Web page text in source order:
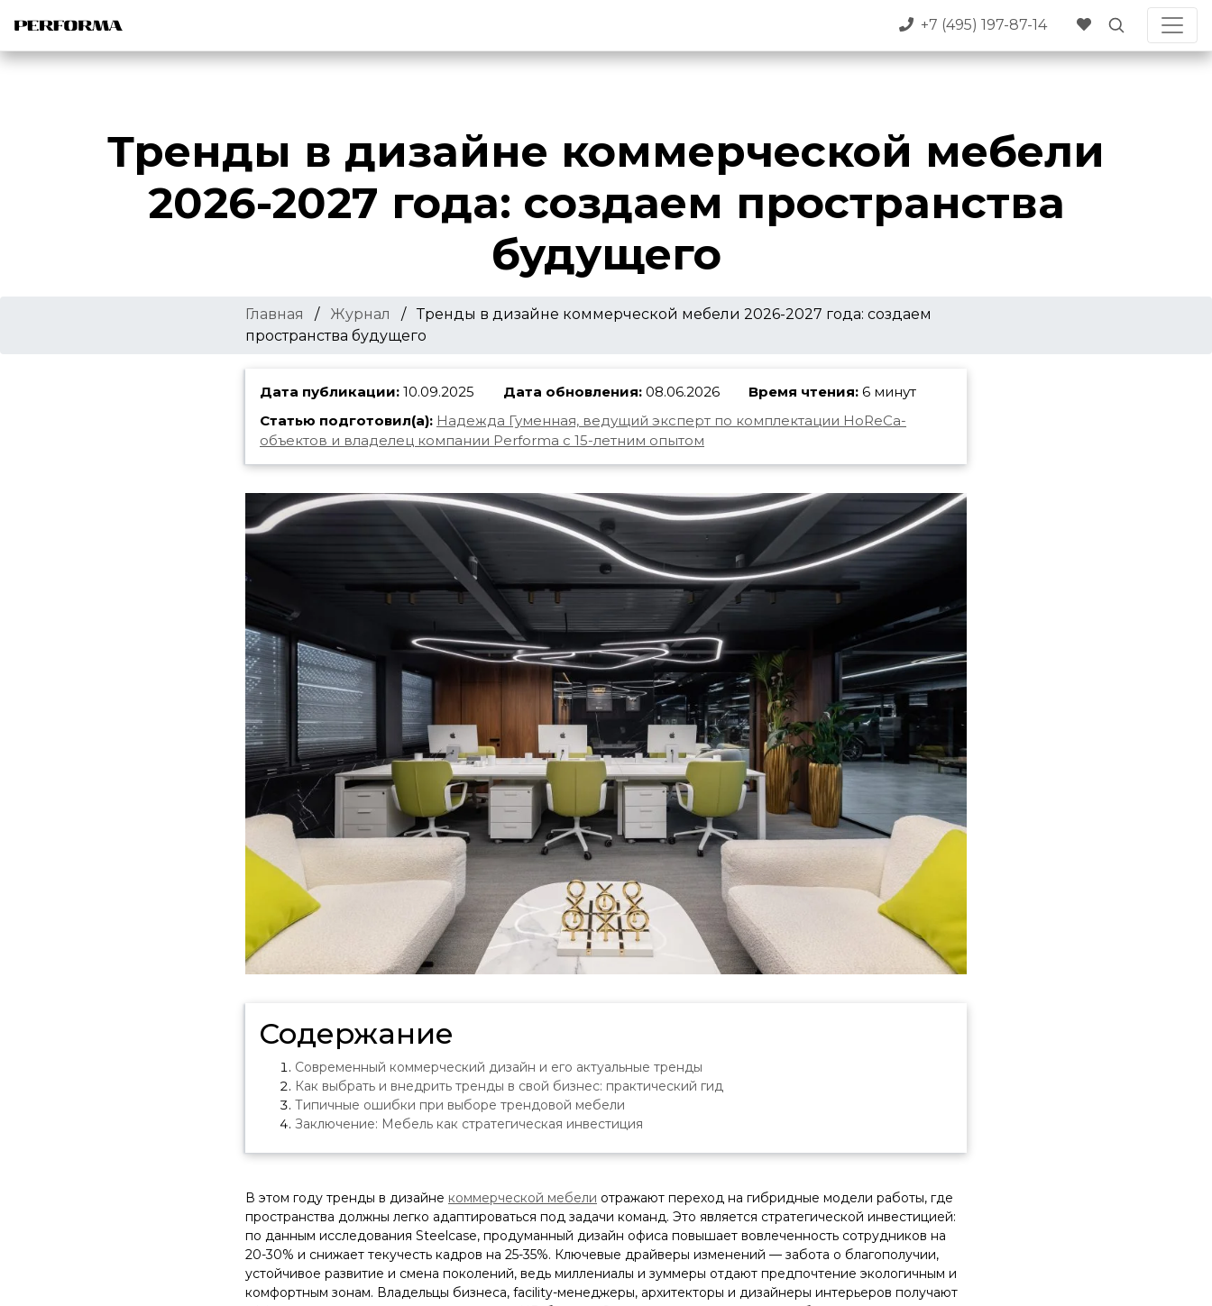
+7 (495) 197-87-14
Тренды в дизайне коммерческой мебели
2026-2027 года: создаем пространства
будущего
Главная / Журнал /
Тренды в дизайне коммерческой мебели 2026-2027 года: создаем
пространства будущего
Дата публикации: 10.09.2025 Дата обновления: 08.06.2026 Время чтения: 6 минут
Статью подготовил(а): Надежда Гуменная, ведущий эксперт по комплектации HoReCa-
объектов и владелец компании Performa с 15-летним опытом
Содержание
Современный коммерческий дизайн и его актуальные тренды
Как выбрать и внедрить тренды в свой бизнес: практический гид
Типичные ошибки при выборе трендовой мебели
Заключение: Мебель как стратегическая инвестиция
В этом году тренды в дизайне коммерческой мебели отражают переход на гибридные модели работы, где
пространства должны легко адаптироваться под задачи команд. Это является стратегической инвестицией:
по данным исследования Steelcase, продуманный дизайн офиса повышает вовлеченность сотрудников на
20-30% и снижает текучесть кадров на 25-35%. Ключевые драйверы изменений — забота о благополучии,
устойчивое развитие и смена поколений, ведь миллениалы и зуммеры отдают предпочтение экологичным и
комфортным зонам. Владельцы бизнеса, facility-менеджеры, архитекторы и дизайнеры интерьеров получают